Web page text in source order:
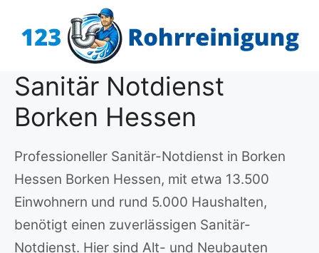
Inhalt
Sanitär Notdienst
Borken Hessen
Professioneller Sanitär-Notdienst in Borken
Hessen Borken Hessen, mit etwa 13.500
Einwohnern und rund 5.000 Haushalten,
benötigt einen zuverlässigen Sanitär-
Notdienst. Hier sind Alt- und Neubauten